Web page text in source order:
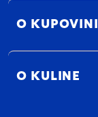
O KUPOVINI
O KULINE